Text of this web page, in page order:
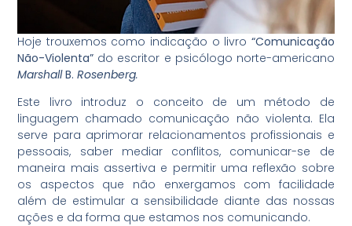
Hoje trouxemos como indicação o livro “Comunicação
Não-Violenta” do escritor e psicólogo norte-americano
MarshallB.Rosenberg.
Este livro introduz o conceito de um método de
linguagem chamado comunicação não violenta. Ela
serve para aprimorar relacionamentos profissionais e
pessoais, saber mediar conflitos, comunicar-se de
maneira mais assertiva e permitir uma reflexão sobre
os aspectos que não enxergamos com facilidade
além de estimular a sensibilidade diante das nossas
ações e da forma que estamos nos comunicando.